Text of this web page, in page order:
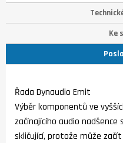
Ke
Řada Dynaudio Emit
Výběr komponentů ve
začínajícího audio nadšence
skličující, protože může